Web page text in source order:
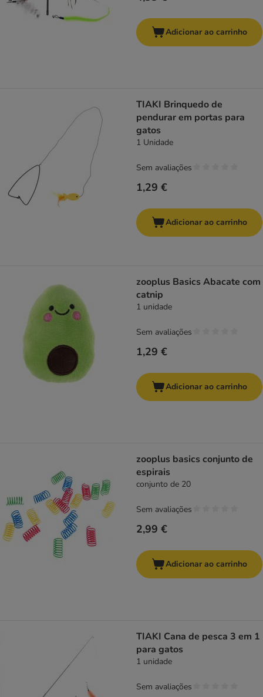
Adicionar ao carrinho
TIAKI Brinquedo de
pendurar em portas para
gatos
1 Unidade
1,29 €
Sem avaliações
Adicionar ao carrinho
zooplus Basics Abacate com
catnip
1 unidade
1,29 €
Sem avaliações
Adicionar ao carrinho
zooplus basics conjunto de
espirais
conjunto de 20
2,99 €
Sem avaliações
Adicionar ao carrinho
TIAKI Cana de pesca 3 em 1
para gatos
1 unidade
Sem avaliações